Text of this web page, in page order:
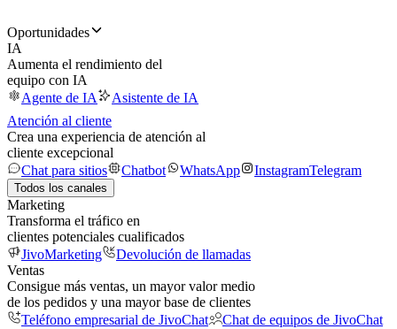
Oportunidades
IA
Aumenta el rendimiento del
equipo con IA
Agente de IA
Asistente de IA
Atención al cliente
Crea una experiencia de atención al
cliente excepcional
Chat para sitios
Chatbot WhatsApp InstagramTelegram
Todos los canales
Marketing
Transforma el tráfico en
clientes potenciales cualificados
JivoMarketing
Devolución de llamadas
Ventas
Consigue más ventas, un mayor valor medio
de los pedidos y una mayor base de clientes
Teléfono empresarial de JivoChat
Chat de equipos de JivoChat